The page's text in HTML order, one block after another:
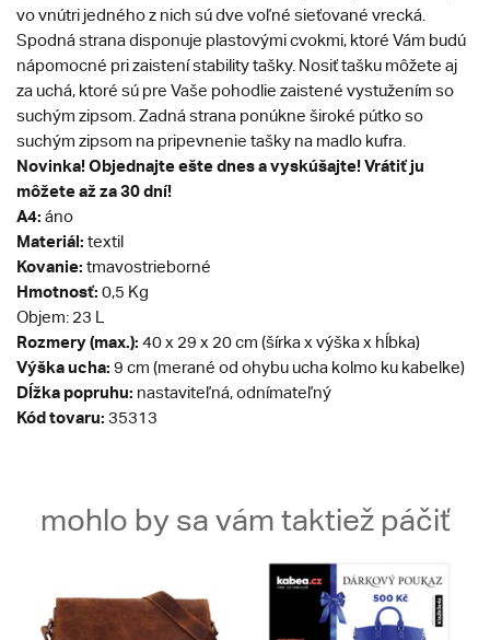
vo vnútri jedného z nich sú dve voľné sieťované vrecká.
Spodná strana disponuje plastovými cvokmi, ktoré Vám budú
nápomocné pri zaistení stability tašky. Nosiť tašku môžete aj
za uchá, ktoré sú pre Vaše pohodlie zaistené vystužením so
suchým zipsom. Zadná strana ponúkne široké pútko so
suchým zipsom na pripevnenie tašky na madlo kufra.
Novinka! Objednajte ešte dnes a vyskúšajte! Vrátiť ju
môžete až za 30 dní!
A4: áno
Materiál: textil
Kovanie: tmavostrieborné
Hmotnosť: 0,5 Kg
Objem: 23 L
Rozmery (max.): 40 x 29 x 20 cm (šírka x výška x hĺbka)
Výška ucha: 9 cm (merané od ohybu ucha kolmo ku kabelke)
Dĺžka popruhu: nastaviteľná, odnímateľný
Kód tovaru: 35313
mohlo by sa vám taktiež páčiť